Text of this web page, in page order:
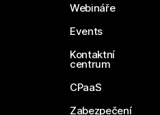
Webináře
Events
Kontaktní
centrum
CPaaS
Zabezpečení